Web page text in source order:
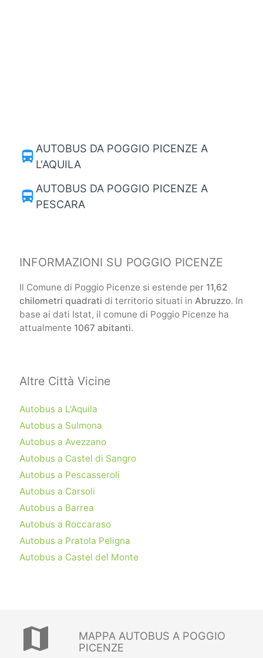
directions_bus AUTOBUS DA POGGIO PICENZE A
L'AQUILA
directions_bus AUTOBUS DA POGGIO PICENZE A
PESCARA
INFORMAZIONI SU POGGIO PICENZE
Il Comune di Poggio Picenze si estende per 11,62
chilometri quadrati di territorio situati in Abruzzo. In
base ai dati Istat, il comune di Poggio Picenze ha
attualmente 1067 abitanti.
Altre Città Vicine
Autobus a L'Aquila
Autobus a Sulmona
Autobus a Avezzano
Autobus a Castel di Sangro
Autobus a Pescasseroli
Autobus a Carsoli
Autobus a Barrea
Autobus a Roccaraso
Autobus a Pratola Peligna
Autobus a Castel del Monte
map
MAPPA AUTOBUS A POGGIO
PICENZE